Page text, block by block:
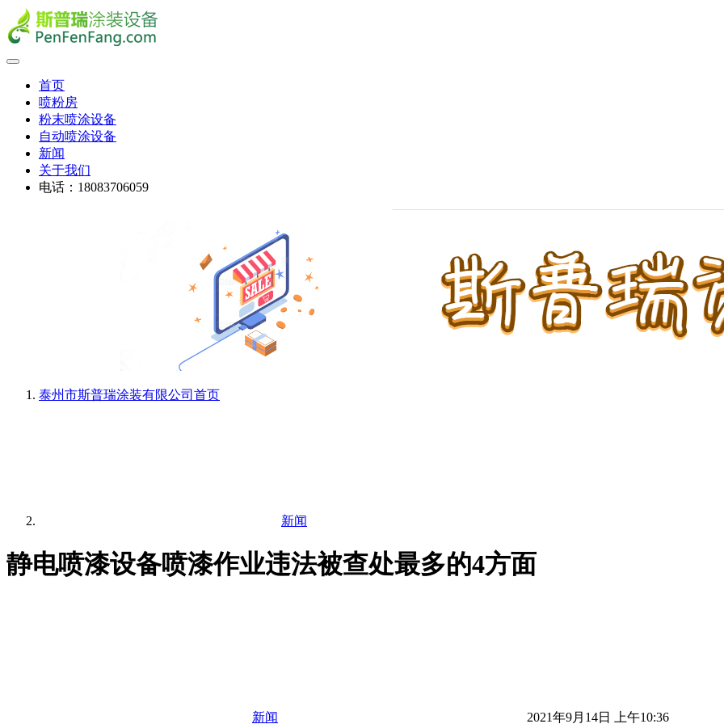
首页
喷粉房
粉末喷涂设备
自动喷涂设备
新闻
关于我们
电话：18083706059
泰州市斯普瑞涂装有限公司 首页
新闻
静电喷漆设备喷漆作业违法被查处最多的4方面
新闻 2021年9月14日 上午10:36